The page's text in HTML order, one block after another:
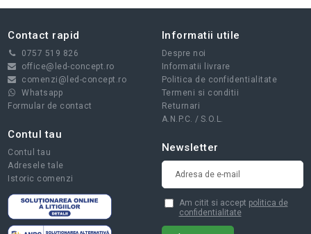
Contact rapid
0757 519 826
office@led-concept.ro
comenzi@led-concept.ro
Whatsapp
Formular de contact
Informatii utile
Despre noi
Informatii livrare
Politica de confidentialitate
Termeni si conditii
Returnari
A.N.P.C. / S.O.L.
Contul tau
Contul tau
Adresele tale
Istoric comenzi
Newsletter
Am citit si accept politica de
confidentialitate